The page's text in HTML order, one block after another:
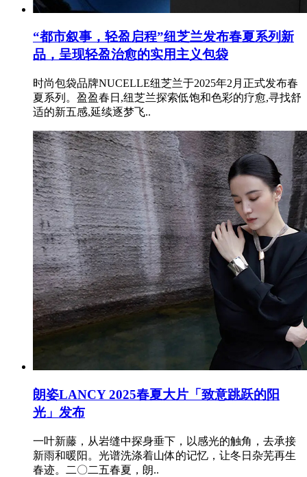
“都市叙事，轻盈启程”纽芝兰发布春夏系列新
品，呈现轻盈治愈的实用主义包袋
时尚包袋品牌NUCELLE纽芝兰于2025年2月正式发布春
夏系列。盈盈春日,纽芝兰探索低饱和色彩的疗愈,寻找舒
适的新五感,延续逐梦飞..
朗姿LANCY 2025春夏大片「致意跳跃的阳
光」发布
一叶新藤，从岩缝中探身垂下，以感光的触角，去承接
新雨和暖阳。光谱洗涤着山体的记忆，让冬日杂芜再生
春迹。二〇二五春夏，朗..